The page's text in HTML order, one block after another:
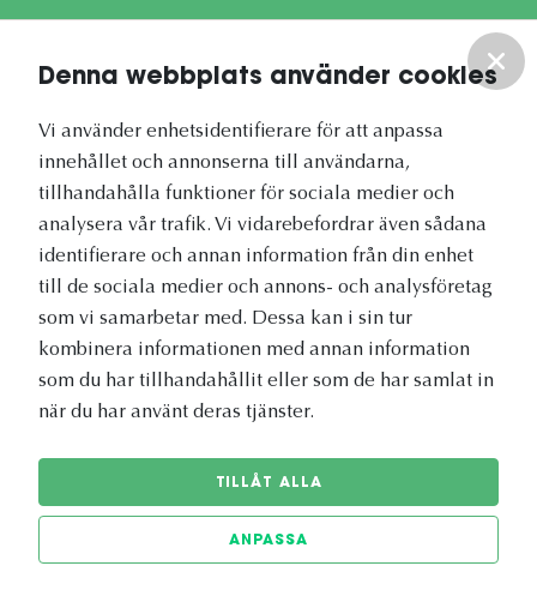
Denna webbplats använder cookies
Vi använder enhetsidentifierare för att anpassa
innehållet och annonserna till användarna,
tillhandahålla funktioner för sociala medier och
analysera vår trafik. Vi vidarebefordrar även sådana
identifierare och annan information från din enhet
till de sociala medier och annons- och analysföretag
som vi samarbetar med. Dessa kan i sin tur
kombinera informationen med annan information
som du har tillhandahållit eller som de har samlat in
när du har använt deras tjänster.
TILLÅT ALLA
ANPASSA
Vårt nyhetsbrev
Vetapotek.se är en del av
Evidensia Djursjukvård